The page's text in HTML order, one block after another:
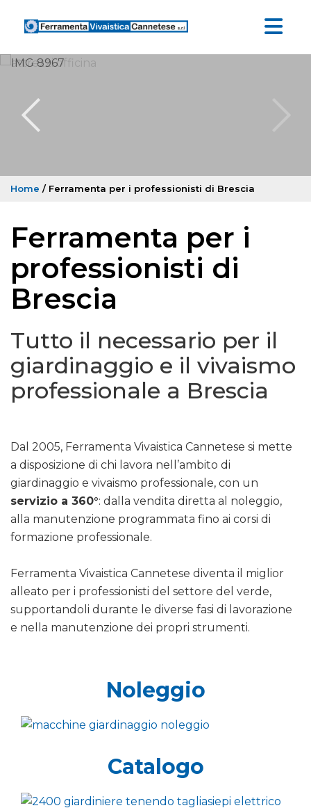
Home / Ferramenta per i professionisti di Brescia
Ferramenta per i
professionisti di
Brescia
Tutto il necessario per il
giardinaggio e il vivaismo
professionale a Brescia
Dal 2005, Ferramenta Vivaistica Cannetese si mette
a disposizione di chi lavora nell’ambito di
giardinaggio e vivaismo professionale, con un
servizio a 360°: dalla vendita diretta al noleggio,
alla manutenzione programmata fino ai corsi di
formazione professionale.
Ferramenta Vivaistica Cannetese diventa il miglior
alleato per i professionisti del settore del verde,
supportandoli durante le diverse fasi di lavorazione
e nella manutenzione dei propri strumenti.
Noleggio
Catalogo